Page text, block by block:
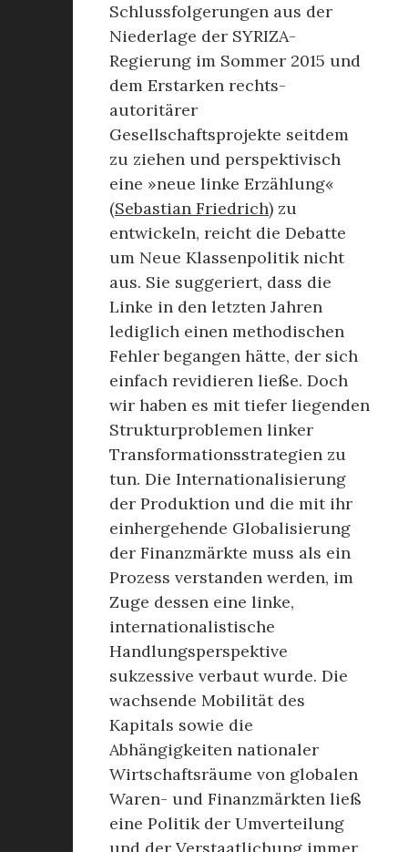
Schlussfolgerungen aus der
Niederlage der SYRIZA-
Regierung im Sommer 2015 und
dem Erstarken rechts-
autoritärer
Gesellschaftsprojekte seitdem
zu ziehen und perspektivisch
eine »neue linke Erzählung«
(Sebastian Friedrich) zu
entwickeln, reicht die Debatte
um Neue Klassenpolitik nicht
aus. Sie suggeriert, dass die
Linke in den letzten Jahren
lediglich einen methodischen
Fehler begangen hätte, der sich
einfach revidieren ließe. Doch
wir haben es mit tiefer liegenden
Strukturproblemen linker
Transformationsstrategien zu
tun. Die Internationalisierung
der Produktion und die mit ihr
einhergehende Globalisierung
der Finanzmärkte muss als ein
Prozess verstanden werden, im
Zuge dessen eine linke,
internationalistische
Handlungsperspektive
sukzessive verbaut wurde. Die
wachsende Mobilität des
Kapitals sowie die
Abhängigkeiten nationaler
Wirtschaftsräume von globalen
Waren- und Finanzmärkten ließ
eine Politik der Umverteilung